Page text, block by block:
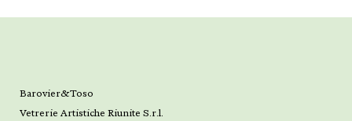
Barovier&Toso
Vetrerie Artistiche Riunite S.r.l.